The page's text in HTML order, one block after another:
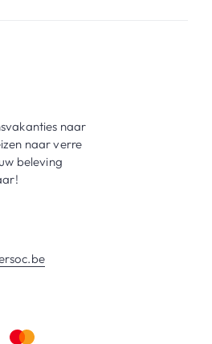
naar
naar verre
beleving